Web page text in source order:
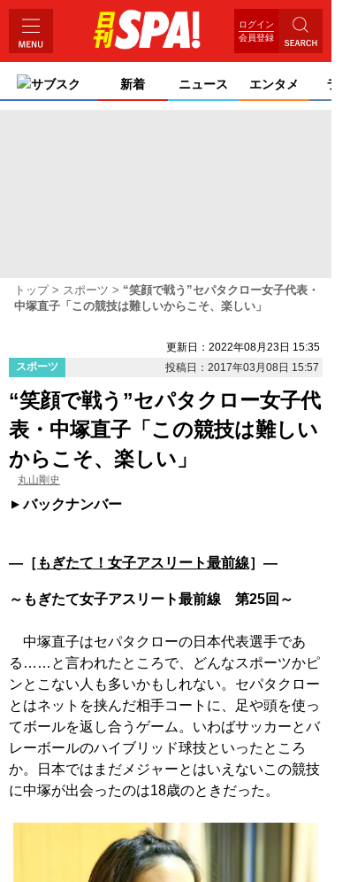
ログイン
会員登録
サブスク 新着 ニュース エンタメ ライ
トップ スポーツ
“笑顔で戦う”セパタクロー女子代表・
中塚直子「この競技は難しいからこそ、楽しい」
更新日：2022年08月23日 15:35
スポーツ
投稿日：2017年03月08日 15:57
“笑顔で戦う”セパタクロー女子代
表・中塚直子「この競技は難しい
からこそ、楽しい」
丸山剛史
バックナンバー
―［ もぎたて！女子アスリート最前線］―
～もぎたて女子アスリート最前線 第25回～
中塚直子はセパタクローの日本代表選手であ
る……と言われたところで、どんなスポーツかピ
ンとこない人も多いかもしれない。セパタクロー
とはネットを挟んだ相手コートに、足や頭を使っ
てボールを返し合うゲーム。いわばサッカーとバ
レーボールのハイブリッド球技といったところ
か。日本ではまだメジャーとはいえないこの競技
に中塚が出会ったのは18歳のときだった。